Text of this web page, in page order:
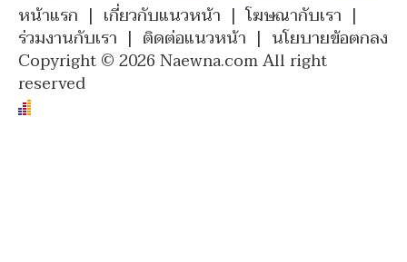
หน้าแรก | เกี่ยวกับแนวหน้า | โฆษณากับเรา |
ร่วมงานกับเรา | ติดต่อแนวหน้า | นโยบายข้อตกลง
Copyright © 2026 Naewna.com All right
reserved